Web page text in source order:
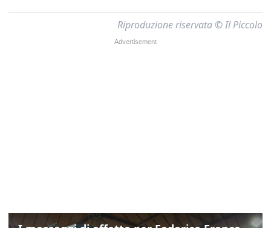
Riproduzione riservata © Il Piccolo